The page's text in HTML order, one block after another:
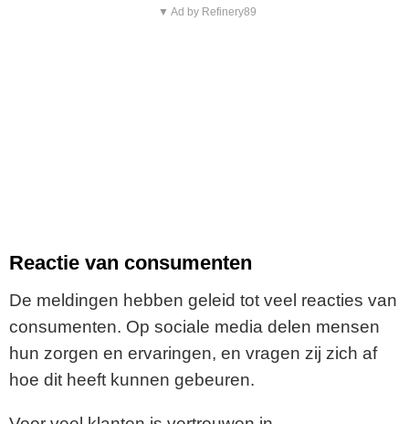
▼ Ad by Refinery89
Reactie van consumenten
De meldingen hebben geleid tot veel reacties van
consumenten. Op sociale media delen mensen
hun zorgen en ervaringen, en vragen zij zich af
hoe dit heeft kunnen gebeuren.